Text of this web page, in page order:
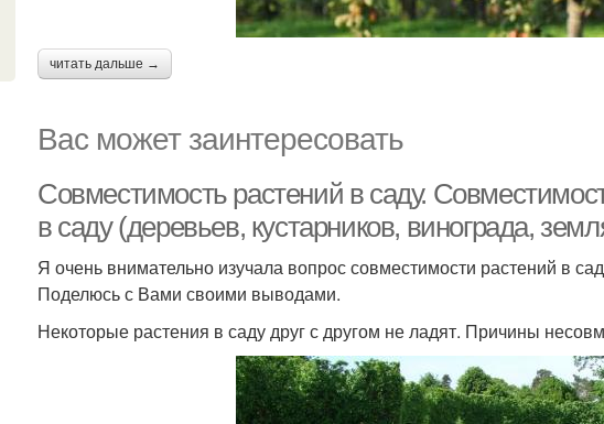
читать дальше →
Вас может заинтересовать
Совместимость растений в саду.
в саду (деревьев, кустарников, винограда,
Я очень внимательно изучала вопрос совместимости растений в
Поделюсь с Вами своими выводами.
Некоторые растения в саду друг с другом не ладят. Причины